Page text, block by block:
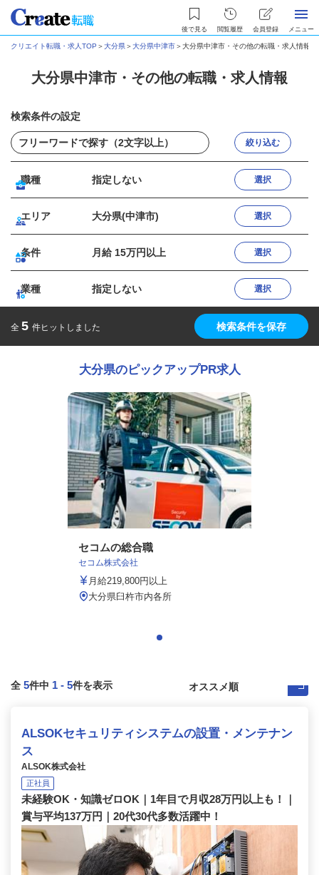
後で見る 閲覧履歴 会員登録 メニュー
クリエイト転職・求人TOP ＞大分県＞大分県中津市＞大分県中津市・その他の転職・求人情報
大分県中津市・その他の転職・求人情報
検索条件の設定
絞り込む
職種 指定しない 選択
エリア 大分県(中津市) 選択
条件 月給 15万円以上 選択
業種 指定しない 選択
全 5 件ヒットしました 検索条件を保存
大分県のピックアップPR求人
セコムの総合職
セコム株式会社
月給219,800円以上
大分県臼杵市内各所
全 5件中 1 - 5件を表示
ALSOKセキュリティシステムの設置・メンテナン
ス
ALSOK株式会社
正社員
未経験OK・知識ゼロOK｜1年目で月収28万円以上も！｜
賞与平均137万円｜20代30代多数活躍中！